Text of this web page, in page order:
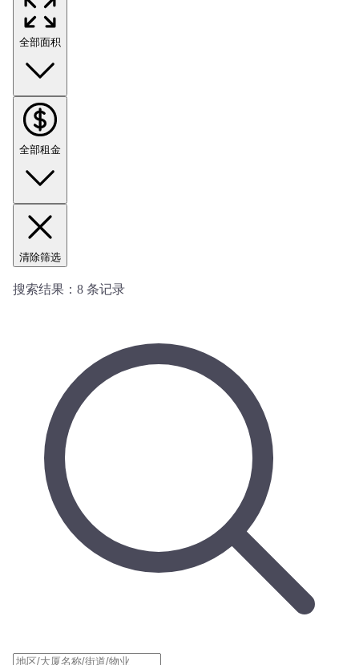
全部面积
全部租金
清除筛选
搜索结果： 8 条记录